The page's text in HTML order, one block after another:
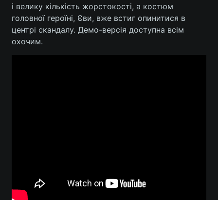
і велику кількість жорстокості, а костюм
головної героїні, Єви, вже встиг опинитися в
центрі скандалу. Демо-версія доступна всім
охочим.